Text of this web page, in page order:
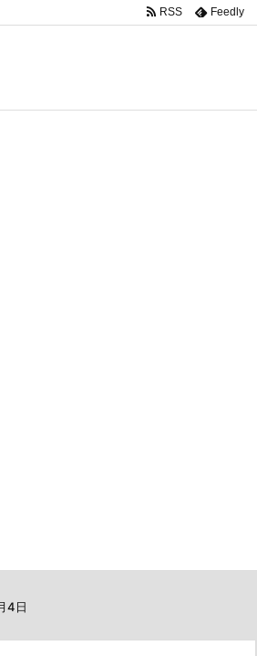
RSS Feedly
4日